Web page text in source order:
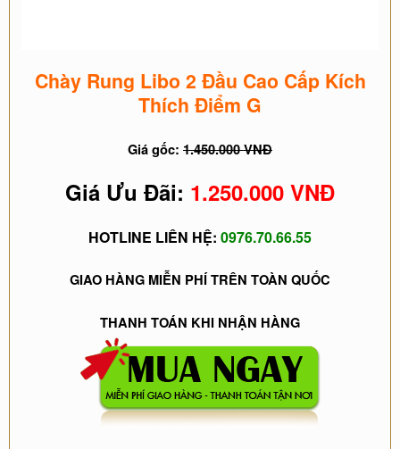
Chày Rung Libo 2 Đầu Cao Cấp Kích
Thích Điểm G
Giá gốc: 1.450.000 VNĐ
Giá Ưu Đãi: 1.250.000 VNĐ
HOTLINE LIÊN HỆ: 0976.70.66.55
GIAO HÀNG MIỄN PHÍ TRÊN TOÀN QUỐC
THANH TOÁN KHI NHẬN HÀNG